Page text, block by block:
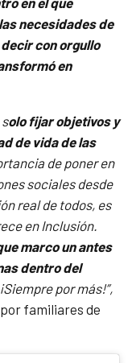
necesidades de
con orgullo
en
olo fijar objetivos y
de vida de las
de poner en
sociales desde
real de todos, es
en Inclusión.
marco un antes
dentro del
¡Siempre por más!”,
familiares de